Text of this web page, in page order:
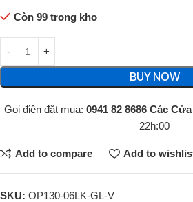
Còn 99 trong kho
BUY NOW
Gọi điện đặt mua: 0941 82 8686 Các
22h:00
Add to compare Add to
SKU: OP130-06LK-GL-V